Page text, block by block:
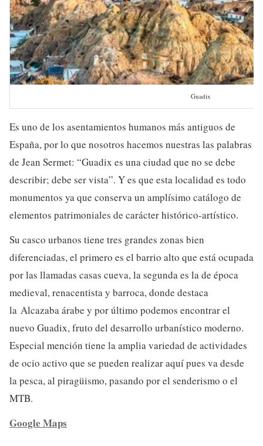
Guadix
Es uno de los asentamientos humanos más antiguos de
España, por lo que nosotros hacemos nuestras las palabras
de Jean Sermet: “Guadix es una ciudad que no se debe
describir; debe ser vista”. Y es que esta localidad es todo
monumentos ya que conserva un amplísimo catálogo de
elementos patrimoniales de carácter histórico-artístico.
Su casco urbanos tiene tres grandes zonas bien
diferenciadas, el primero es el barrio alto que está ocupada
por las llamadas casas cueva, la segunda es la de época
medieval, renacentista y barroca, donde destaca
la Alcazaba árabe y por último podemos encontrar el
nuevo Guadix, fruto del desarrollo urbanístico moderno.
Especial mención tiene la amplia variedad de actividades
de ocio activo que se pueden realizar aquí pues va desde
la pesca, al piragüismo, pasando por el senderismo o el
MTB.
Google Maps